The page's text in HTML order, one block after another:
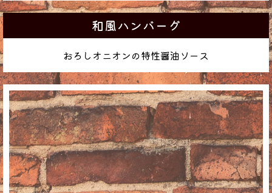
和風ハンバーグ
おろしオニオンの特性醤油ソース